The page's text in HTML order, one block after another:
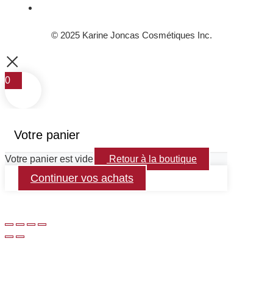
© 2025 Karine Joncas Cosmétiques Inc.
0
Votre panier
Votre panier est vide Retour à la boutique
Continuer vos achats